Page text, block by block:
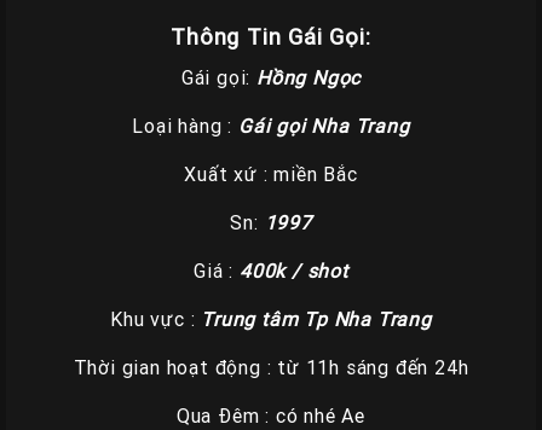
Thông Tin Gái Gọi:
Gái gọi: Hồng Ngọc
Loại hàng : Gái gọi Nha Trang
Xuất xứ : miền Bắc
Sn: 1997
Giá : 400k / shot
Khu vực : Trung tâm Tp Nha Trang
Thời gian hoạt động : từ 11h sáng đến 24h
Qua Đêm : có nhé Ae